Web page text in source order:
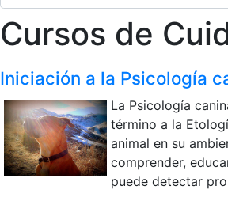
Cursos de
Iniciación a la Psicología
La Psicología
término a la
animal en su
comprender,
puede detectar